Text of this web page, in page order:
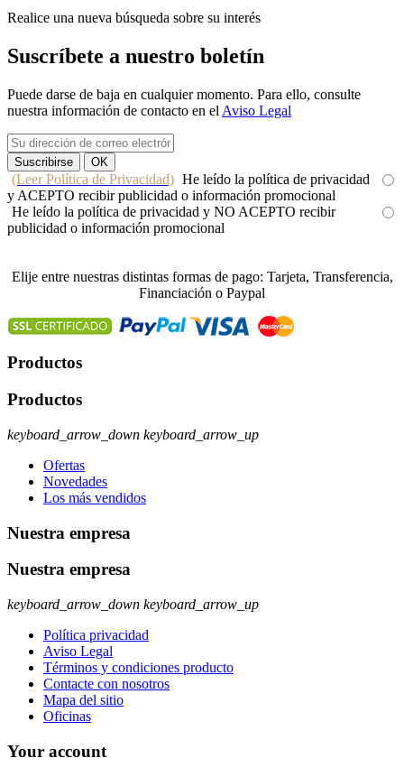
Realice una nueva búsqueda sobre su interés
Suscríbete a nuestro boletín
Puede darse de baja en cualquier momento. Para ello, consulte
nuestra información de contacto en el Aviso Legal
(Leer Política de Privacidad) He leído la política de privacidad
y ACEPTO recibir publicidad o información promocional
He leído la política de privacidad y NO ACEPTO recibir
publicidad o información promocional
Elije entre nuestras distintas formas de pago: Tarjeta, Transferencia,
Financiación o Paypal
Productos
Productos
keyboard_arrow_down keyboard_arrow_up
Ofertas
Novedades
Los más vendidos
Nuestra empresa
Nuestra empresa
keyboard_arrow_down keyboard_arrow_up
Política privacidad
Aviso Legal
Términos y condiciones producto
Contacte con nosotros
Mapa del sitio
Oficinas
Your account